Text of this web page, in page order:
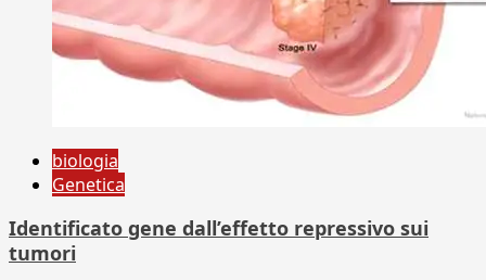
biologia
Genetica
Identificato gene dall’effetto repressivo sui
tumori